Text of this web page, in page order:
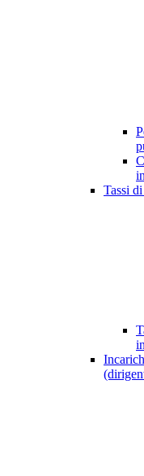
Tassi di